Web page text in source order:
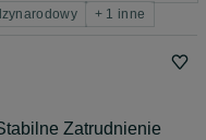
+ 1 inne
Zatrudnienie